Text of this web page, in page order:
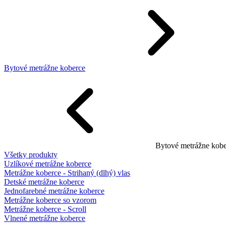
Bytové metrážne koberce
Bytové metrážne
Všetky produkty
Uzlíkové metrážne koberce
Metrážne koberce - Strihaný (dlhý) vlas
Detské metrážne koberce
Jednofarebné metrážne koberce
Metrážne koberce so vzorom
Metrážne koberce - Scroll
Vlnené metrážne koberce